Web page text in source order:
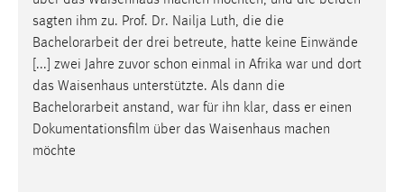
sagten ihm zu. Prof. Dr. Nailja Luth, die die
Bachelorarbeit der drei betreute, hatte keine Einwände
[...] zwei Jahre zuvor schon einmal in Afrika war und dort
das Waisenhaus unterstützte. Als dann die
Bachelorarbeit anstand, war für ihn klar, dass er einen
Dokumentationsfilm über das Waisenhaus machen
möchte
Zweck:
Wird benötigt um die Chatfunktion nutzen zu können.
Cookie Laufzeit:
MibewSessionID, mibew-chat-frame-style-
5e9dbeb1811c0446 = Sitzungslaufzeit, mibew_locale = 3
Jahre, MIBEW_UserID = 1 Jahr